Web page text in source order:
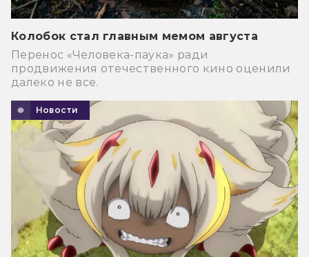
Колобок стал главным мемом августа
Перенос «Человека-паука» ради
продвижения отечественного кино оценили
далеко не все.
Новости